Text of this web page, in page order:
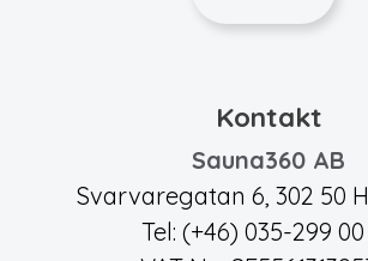
Kontakt
Sauna360 AB
Svarvaregatan 6, 302 50
Tel: (+46) 035-299